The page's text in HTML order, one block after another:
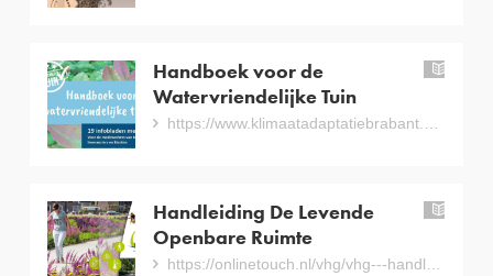
Handboek voor de
Watervriendelijke Tuin
https://www.klimaatadaptatiebrabant.nl/hulpmiddelen/hulpmiddelen-detail/576/handboek-voor-de-watervriendelijke-tuin
Handleiding De Levende
Openbare Ruimte
https://onlinetouch.nl/vhg/vhg---handleiding-de-levende-openbare-ruimte?html=true#/0/